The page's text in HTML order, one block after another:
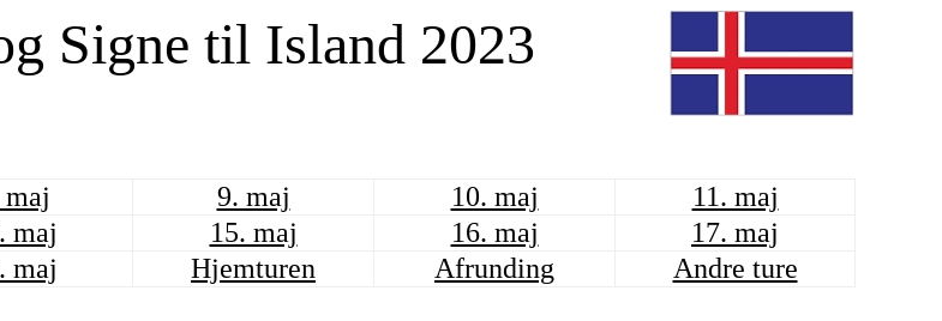
Signe til Island 2023
maj 9. maj 10. maj
11. maj
maj 15. maj 16. maj
17. maj
maj Hjemturen Afrunding Andre ture